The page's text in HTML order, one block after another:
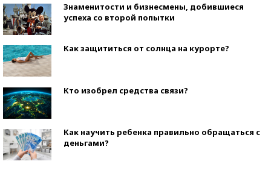
Знаменитости и бизнесмены, добившиеся
успеха со второй попытки
Как защититься от солнца на курорте?
Кто изобрел средства связи?
Как научить ребенка правильно обращаться с
деньгами?